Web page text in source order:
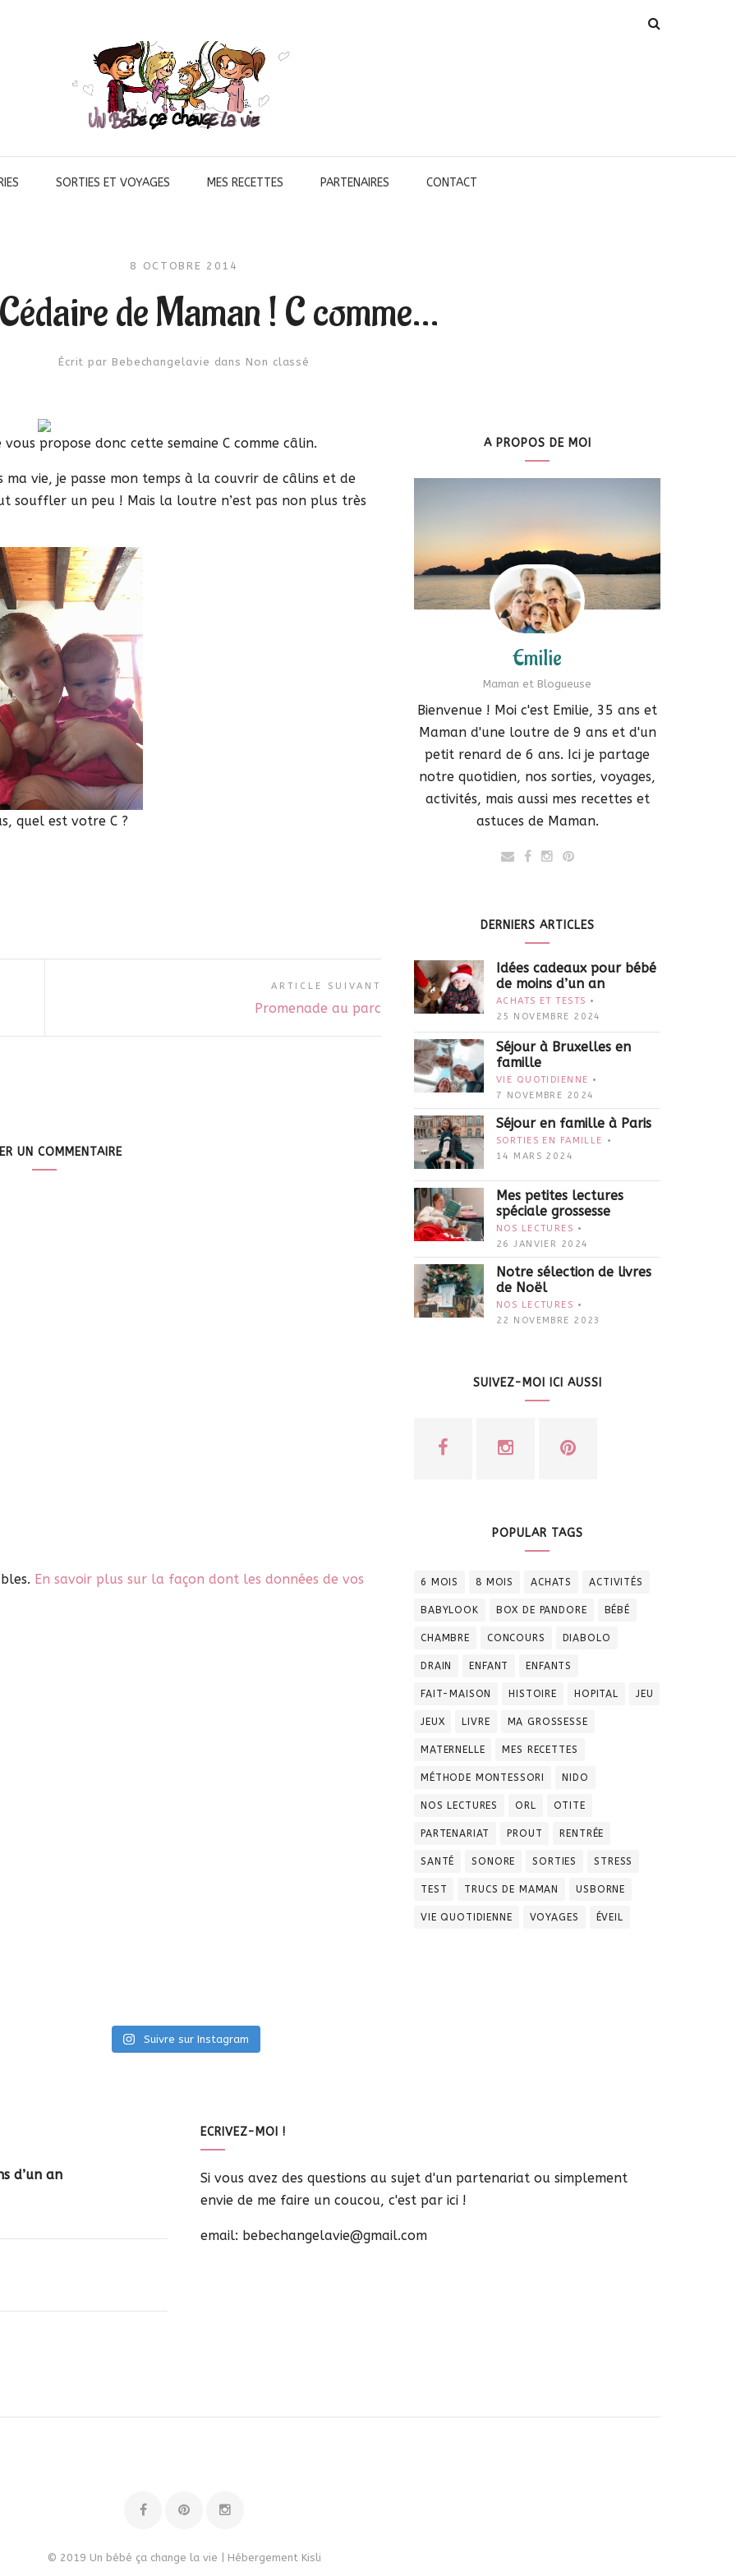
SORTIES ET VOYAGES MES RECETTES PARTENAIRES CONTACT
8 OCTOBRE 2014
de Maman ! C comme…
Écrit par Bebechangelavie dans Non classé
propose donc cette semaine C comme câlin.
vie, je passe mon temps à la couvrir de câlins et de
souffler un peu ! Mais la loutre n’est pas non plus très
quel est votre C ?
ARTICLE SUIVANT
Promenade au parc
UN COMMENTAIRE
En savoir plus sur la façon dont les données de vos
A PROPOS DE MOI
Emilie
Maman et Blogueuse
Bienvenue ! Moi c'est Emilie, 35 ans et
Maman d'une loutre de 9 ans et d'un
petit renard de 6 ans. Ici je partage
notre quotidien, nos sorties, voyages,
activités, mais aussi mes recettes et
astuces de Maman.
DERNIERS ARTICLES
Idées cadeaux pour bébé
de moins d’un an
ACHATS ET TESTS
25 NOVEMBRE 2024
Séjour à Bruxelles en
famille
VIE QUOTIDIENNE
7 NOVEMBRE 2024
Séjour en famille à Paris
SORTIES EN FAMILLE
14 MARS 2024
Mes petites lectures
spéciale grossesse
NOS LECTURES
26 JANVIER 2024
Notre sélection de livres
de Noël
NOS LECTURES
22 NOVEMBRE 2023
SUIVEZ-MOI ICI AUSSI
POPULAR TAGS
6 MOIS 8 MOIS ACHATS ACTIVITÉS
BABYLOOK BOX DE PANDORE BÉBÉ
CHAMBRE CONCOURS DIABOLO
DRAIN ENFANT ENFANTS
FAIT-MAISON HISTOIRE HOPITAL JEU
JEUX LIVRE MA GROSSESSE
MATERNELLE MES RECETTES
MÉTHODE MONTESSORI NIDO
NOS LECTURES ORL OTITE
PARTENARIAT PROUT RENTRÉE
SANTÉ SONORE SORTIES STRESS
TEST TRUCS DE MAMAN USBORNE
VIE QUOTIDIENNE VOYAGES ÉVEIL
Suivre sur Instagram
d’un an
ECRIVEZ-MOI !
Si vous avez des questions au sujet d'un partenariat ou simplement
envie de me faire un coucou, c'est par ici !
email: bebechangelavie@gmail.com
© 2019 Un bébé ça change la vie | Hébergement Kisli